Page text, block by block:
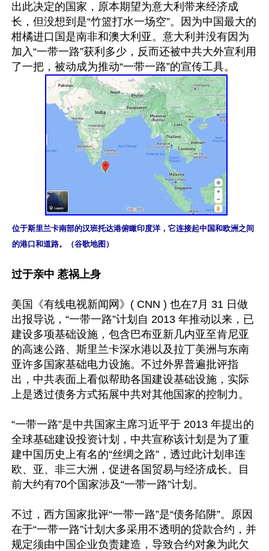
出此决定的国家，原本期望为意大利带来经济成
长，但没想到是“竹篮打水一场空”。因为中国最大的
柑橘进口国是南非和澳大利亚。意大利并没有因为
加入“一带一路”获利多少，反而还被中共大外宣利用
位于斯里兰卡南部的汉班托达港俯瞰印度洋，它连接起中国和欧洲之间
的港口和道路。（谷歌地图）
过于亲中 惹祸上身
美国《有线电视新闻网》( CNN ) 也在7月 31 日做
出报导说，“一带一路”计划自 2013 年推动以来，已
建设多项基础设施，包含巴布亚新几内亚至肯尼亚
的高速公路、斯里兰卡深水港以及拉丁美洲与东南
亚许多国家基础电力设施。不过外界普遍批评指
出，中共表面上看似帮助各国建设基础设施，实际
上是透过债务方式拓展中共对其他国家的控制力。
“一带一路”是中共国家主席习近平于 2013 年提出的
全球基础建设投资计划，中共宣称该计划是为了重
建中国历史上有名的“丝绸之路”，透过此计划串连
欧、亚、非三大洲，促进各国贸易与经济成长。目
前大约有70个国家涉及“一带一路”计划。
不过，西方国家批评“一带一路”是“债务陷阱”。原因
在于“一带一路”计划大多采用不透明的贷款合约，并
规定须由中国企业负责建造，导致合约对象为此欠